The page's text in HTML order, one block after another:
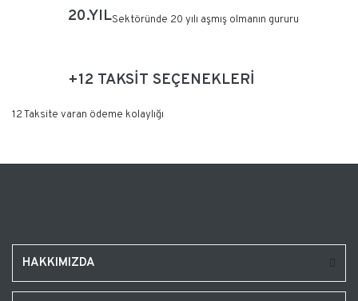
20.YILSektöründe 20 yılı aşmış olmanın gururu
+12 TAKSİT SEÇENEKLERİ
12 Taksite varan ödeme kolaylığı
HAKKIMIZDA